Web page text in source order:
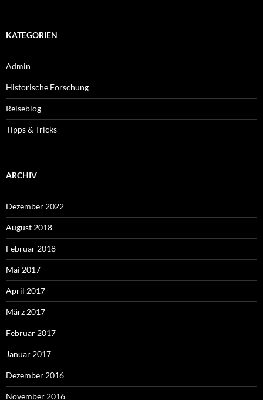
KATEGORIEN
Admin
Historische Forschung
Reiseblog
Tipps & Tricks
ARCHIV
Dezember 2022
August 2018
Februar 2018
Mai 2017
April 2017
März 2017
Februar 2017
Januar 2017
Dezember 2016
November 2016